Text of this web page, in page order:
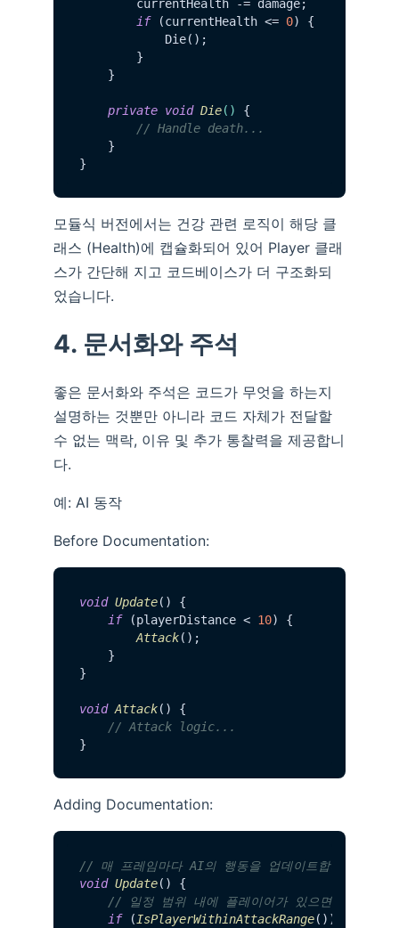
        currentHealth -= damage;
if (currentHealth <= 0) {
            Die();
        }
    }
private void Die() {
// Handle death...
    }
모듈식 버전에서는 건강 관련 로직이 해당 클
래스 (Health)에 캡슐화되어 있어 Player 클래
스가 간단해 지고 코드베이스가 더 구조화되
었습니다.
4. 문서화와 주석
좋은 문서화와 주석은 코드가 무엇을 하는지
설명하는 것뿐만 아니라 코드 자체가 전달할
수 없는 맥락, 이유 및 추가 통찰력을 제공합니
다.
예: AI 동작
Before Documentation:
void Update() {
if (playerDistance < 10) {
Attack();
    }
}
void Attack() {
// Attack logic...
Adding Documentation:
// 매 프레임마다 AI의 행동을 업데이트합니다
void Update() {
// 일정 범위 내에 플레이어가 있으면 공격합니
if ( IsPlayerWithinAttackRange()) {